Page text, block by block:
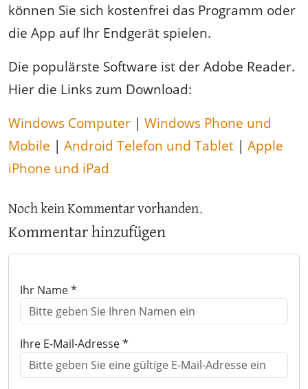
können Sie sich kostenfrei das Programm oder
die App auf Ihr Endgerät spielen.
Die populärste Software ist der Adobe Reader.
Hier die Links zum Download:
Windows Computer | Windows Phone und
Mobile | Android Telefon und Tablet | Apple
iPhone und iPad
Noch kein Kommentar vorhanden.
Kommentar hinzufügen
Ihr Name *
Ihre E-Mail-Adresse *